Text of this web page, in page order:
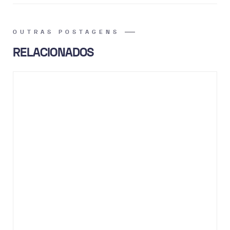
OUTRAS POSTAGENS
RELACIONADOS